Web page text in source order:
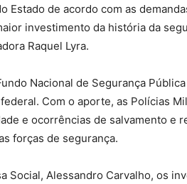
Estado de acordo com as
investimento da história da
Raquel Lyra.
Nacional de Segurança
Com o aporte, as Polícias
e ocorrências de salvamento e
forças de segurança.
Social, Alessandro Carvalho, os